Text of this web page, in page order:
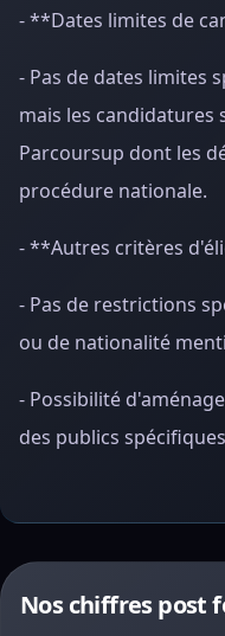
- **Dates limites de
- Pas de dates limites
mais les candidatures
Parcoursup dont les
procédure nationale.
- **Autres critères
- Pas de restrictions
ou de nationalité
- Possibilité
des publics
Nos chiffres post